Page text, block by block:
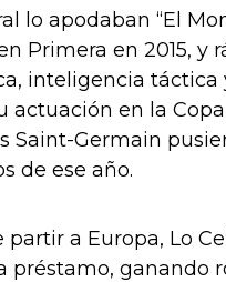
lo apodaban “El
Primera en 2015,
inteligencia
actuación en la
Saint-Germain
de ese año.
partir a Europa, Lo
préstamo, ganando